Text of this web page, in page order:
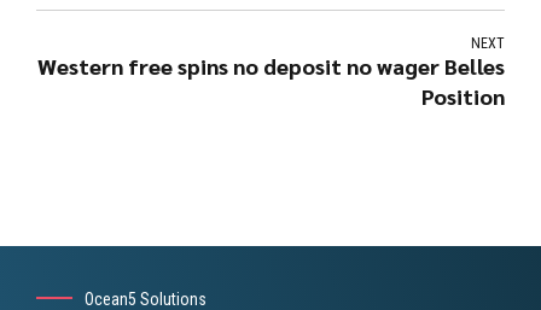
NEXT
Western free spins no deposit no wager Belles
Position
Ocean5 Solutions